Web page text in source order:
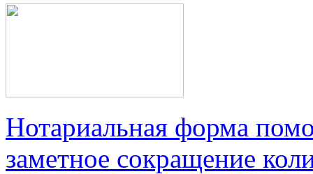
Нотариальная форма
заметное сокращение